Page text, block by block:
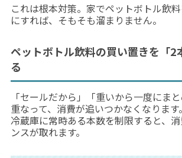
これは根本対策。家でペットボトル飲
にすれば、そもそも溜まりません。
ペットボトル飲料の買い置きを「2
る
「セールだから」「重いから一度にま
重なって、消費が追いつかなくなります。
冷蔵庫に常時ある本数を制限すると、
ンスが取れます。